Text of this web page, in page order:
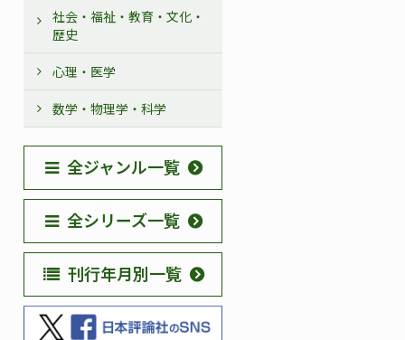
社会・福祉・教育・文化・
歴史
心理・医学
数学・物理学・科学
全ジャンル一覧
全シリーズ一覧
刊行年月別一覧